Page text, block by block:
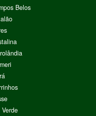
Belos